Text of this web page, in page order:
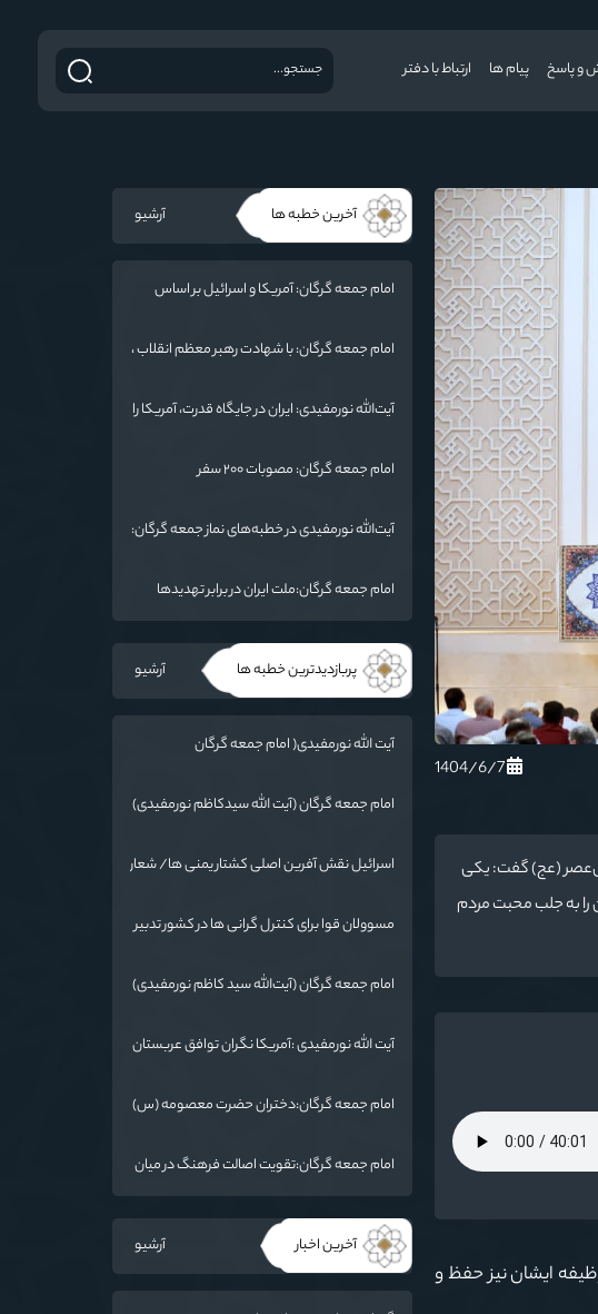
و پاسخ پیام ها ارتباط با دفتر
1404/6/7
(عج) گفت: یکی
را به جلب محبت مردم
ایشان نیز حفظ و
آخرین خطبه ها آرشیو
امام جمعه گرگان: آمریکا و اسرائیل بر اساس
راهبردی واشنگتن در تجاوز به ایران
امام جمعه گرگان: با شهادت رهبر معظم انقلاب ،
آیت‌الله نورمفیدی: ایران در جایگاه قدرت، آمریکا را
دشمن از جنگ نظامی سخت‌تر است
امام جمعه گرگان: مصوبات ۲۰۰ سفر
ما فرو بردن ناوگان شما در قعر دریا خواهد بود
آیت‌الله نورمفیدی در خطبه‌های نماز جمعه گرگان:
اصول عزت‌مداری باشد
امام جمعه گرگان:ملت ایران در برابر تهدیدها
پربازدیدترین خطبه ها آرشیو
آیت الله نورمفیدی( امام جمعه گرگان
جهان غیرقابل باور است
امام جمعه گرگان (آیت الله سیدکاظم نورمفیدی)
خراسان زیاد شد
اسرائیل نقش آفرین اصلی کشتار یمنی ها/ شعار
مسوولان قوا برای کنترل گرانی ها در کشور تدبیر
امام جمعه گرگان (آیت‌الله سید کاظم نورمفیدی)
است
آیت الله نورمفیدی :آمریکا نگران توافق عربستان
امام جمعه گرگان:دختران حضرت معصومه (س)
مقاومت بود
امام جمعه گرگان:تقویت اصالت فرهنگ در میان
آخرین اخبار آرشیو